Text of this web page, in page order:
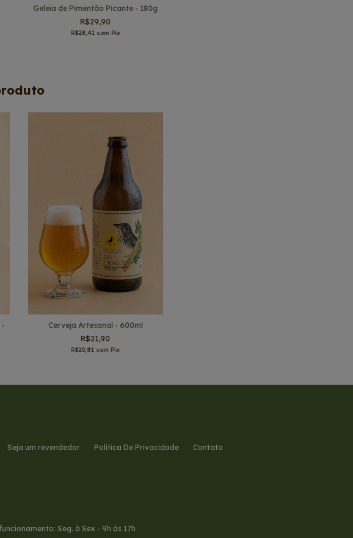
Geleia de Pimentão Picante - 180g
R$29,90
R$28,41 com Pix
-
Cerveja Artesanal - 600ml
R$21,90
R$20,81 com Pix
Seja um revendedor Política De Privacidade Contato
Seg. à Sex - 9h às 17h